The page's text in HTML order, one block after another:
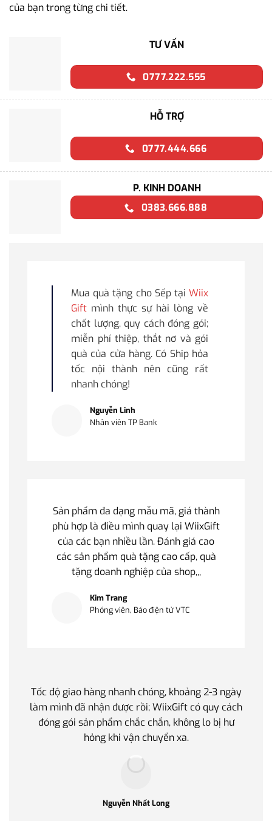
của bạn trong từng chi tiết.
TƯ VẤN
0777.222.555
HỖ TRỢ
0777.444.666
P. KINH DOANH
0383.666.888
Mua quà tặng cho Sếp tại Wiix
Gift mình thực sự hài lòng về
chất lượng, quy cách đóng gói;
miễn phí thiệp, thắt nơ và gói
quà của cửa hàng. Có Ship hỏa
tốc nội thành nên cũng rất
nhanh chóng!
Nguyễn Linh
Nhân viên TP Bank
Sản phẩm đa dạng mẫu mã, giá thành
phù hợp là điều mình quay lại WiixGift
của các bạn nhiều lần. Đánh giá cao
các sản phẩm quà tặng cao cấp, quà
tặng doanh nghiệp của shop,,,
Kim Trang
Phóng viên, Báo điện tử VTC
Tốc độ giao hàng nhanh chóng, khoảng 2-3 ngày
làm mình đã nhận được rồi; WiixGift có quy cách
đóng gói sản phẩm chắc chắn, không lo bị hư
hỏng khi vận chuyển xa.
Nguyễn Nhất Long